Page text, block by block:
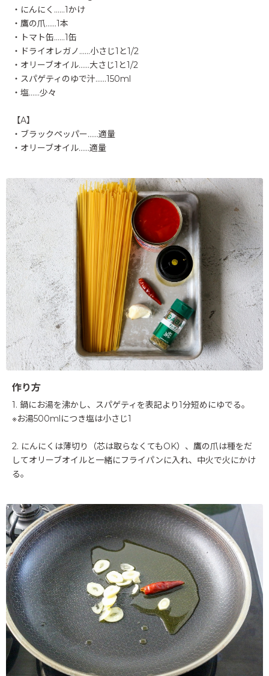
・にんにく……1かけ
・鷹の爪……1本
・トマト缶……1缶
・ドライオレガノ……小さじ1と1/2
・オリーブオイル……大さじ1と1/2
・スパゲティのゆで汁……150ml
・塩……少々
【A】
・ブラックペッパー……適量
・オリーブオイル……適量
作り方
1. 鍋にお湯を沸かし、スパゲティを表記より1分短めにゆでる。
※お湯500mlにつき塩は小さじ1
2. にんにくは薄切り（芯は取らなくてもOK）、鷹の爪は種をだ
してオリーブオイルと一緒にフライパンに入れ、中火で火にかけ
る。